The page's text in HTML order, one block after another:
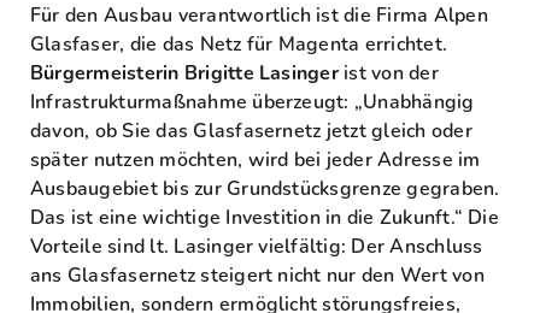
Für den Ausbau verantwortlich ist die Firma Alpen
Glasfaser, die das Netz für Magenta errichtet.
Bürgermeisterin Brigitte Lasingerist von der
Infrastrukturmaßnahme überzeugt: „Unabhängig
davon, ob Sie das Glasfasernetz jetzt gleich oder
später nutzen möchten, wird bei jeder Adresse im
Ausbaugebiet bis zur Grundstücksgrenze gegraben.
Das ist eine wichtige Investition in die Zukunft.“ Die
Vorteile sind lt. Lasinger vielfältig: Der Anschluss
ans Glasfasernetz steigert nicht nur den Wert von
Immobilien, sondern ermöglicht störungsfreies,